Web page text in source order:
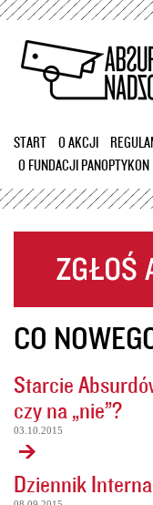
START O AKCJI
O FUNDACJI PANOPTYKON
CO
Starcie
czy na „nie”?
03.10.2015
Dziennik